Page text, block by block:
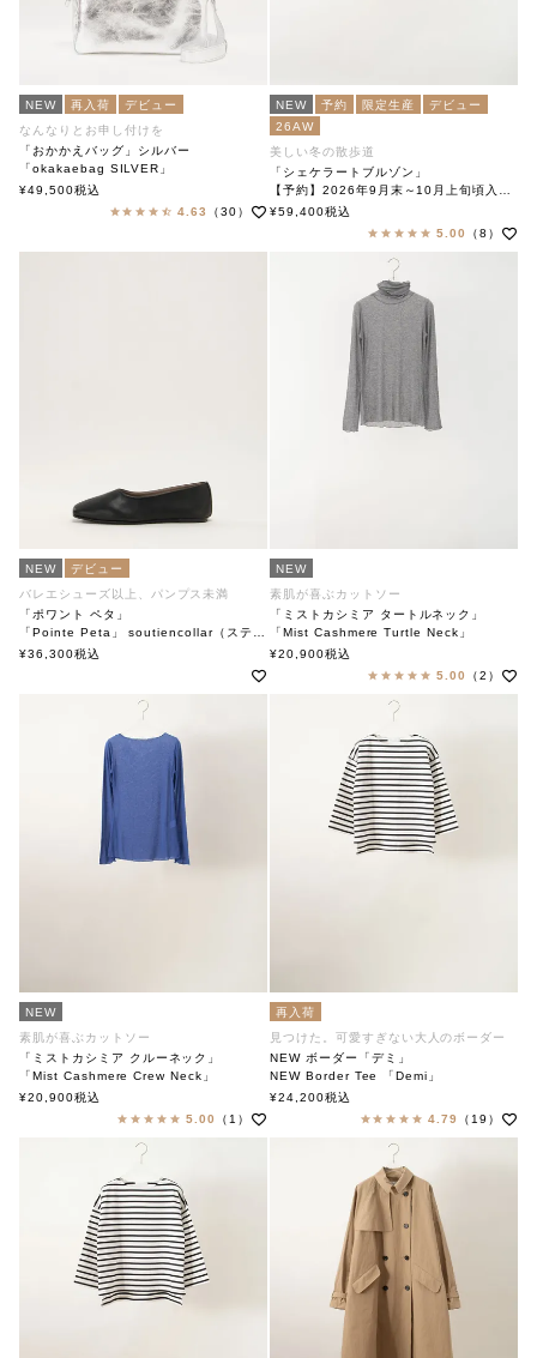
NEW 再入荷
デビュー
なんなりとお申し付けを
「おかかえバッグ」シルバー
「okakaebag SILVER」
soutiencollar（ステンカラー）
¥49,500税込
4.63
（30）
NEW 予約 限定生産
デビュー
26AW
美しい冬の散歩道
「シェケラートブルゾン」
【予約】2026年9月末～10月上旬頃入荷予定
「Shakerato Blouson」
¥59,400税込
5.00
（8）
NEW
デビュー
バレエシューズ以上、パンプス未満
「ポワント ペタ」
「Pointe Peta」 soutiencollar（ステンカラー）
¥36,300税込
NEW
素肌が喜ぶカットソー
「ミストカシミア タートルネック」
「Mist Cashmere Turtle Neck」
soutiencollar（ステンカラー）
¥20,900税込
5.00
（2）
NEW
素肌が喜ぶカットソー
「ミストカシミア クルーネック」
「Mist Cashmere Crew Neck」
soutiencollar（ステンカラー）
¥20,900税込
5.00
（1）
再入荷
見つけた。可愛すぎない大人のボーダー
NEW ボーダー「デミ」
NEW Border Tee 「Demi」
soutiencollar（ステンカラー）
¥24,200税込
4.79
（19）